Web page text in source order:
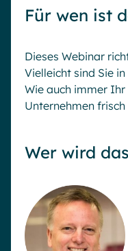
Für wen ist
Dieses Webinar
Vielleicht sind Sie
Wie auch immer
Unternehmen
Wer wird